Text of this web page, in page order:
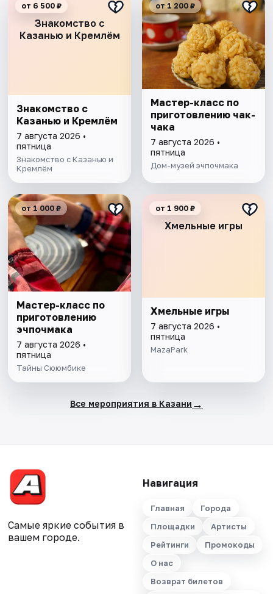
Знакомство с
Казанью и Кремлём
от 6 500 ₽
Знакомство с
Казанью и Кремлём
7 августа 2026 •
пятница
Знакомство с Казанью и
Кремлём
от 1 200 ₽
Мастер-класс по
приготовлению чак-
чака
7 августа 2026 •
пятница
Дом-музей эчпочмака
от 1 000 ₽
Мастер-класс по
приготовлению
эчпочмака
7 августа 2026 •
пятница
Тайны Сююмбике
Хмельные игры
от 1 900 ₽
Хмельные игры
7 августа 2026 •
пятница
MazaPark
Все мероприятия в Казани →
Самые яркие события в
вашем городе.
Навигация
Главная
Города
Площадки
Артисты
Рейтинги
Промокоды
О нас
Возврат билетов